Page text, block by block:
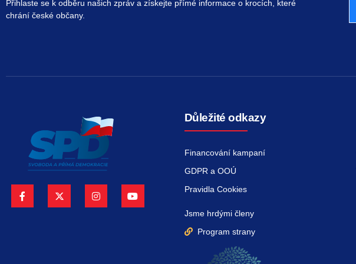
Přihlaste se k odběru našich zpráv a získejte přímé informace o krocích, které
chrání české občany.
Důležité odkazy
Financování kampaní
GDPR a OOÚ
Pravidla Cookies
Jsme hrdými členy
Program strany